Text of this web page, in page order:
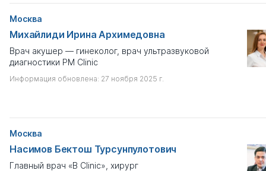
Москва
Михайлиди Ирина Архимедовна
Врач акушер — гинеколог, врач ультразвуковой
диагностики PM Clinic
Информация обновлена: 27 ноября 2025 г.
Москва
Насимов Бектош Турсунпулотович
Главный врач «B Clinic», хирург